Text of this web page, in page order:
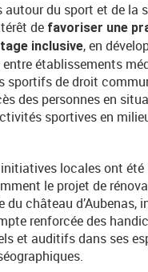
autour du sport et de la
de favoriser une
inclusive, en
établissements
sportifs de droit
des personnes en
sportives en
locales ont été
le projet de
du château d’Aubenas,
renforcée des
et auditifs dans ses